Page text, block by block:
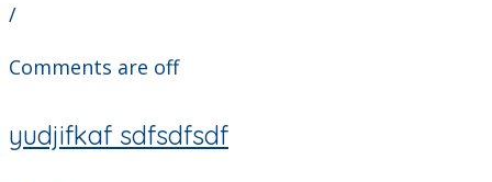
/
Comments are off
yudjifkaf sdfsdfsdf